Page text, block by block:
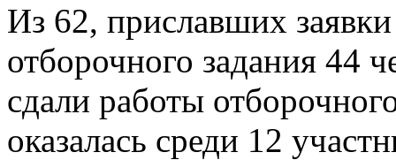
Из 62, приславших
отборочного задания 44
сдали работы
оказалась среди 12